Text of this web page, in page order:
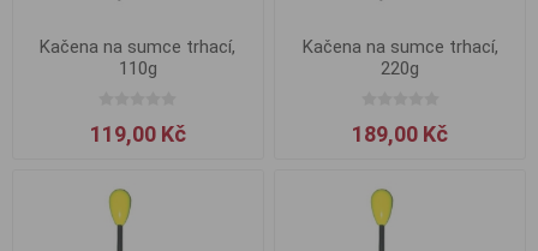
Kačena na sumce trhací,
110g
119,00 Kč
Kačena na sumce trhací,
220g
189,00 Kč